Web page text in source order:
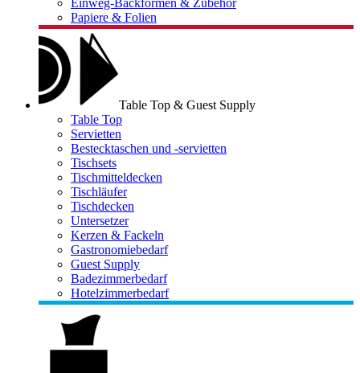
Einweg-Backformen & Zubehör
Papiere & Folien
Table Top & Guest Supply
Table Top
Servietten
Bestecktaschen und -servietten
Tischsets
Tischmitteldecken
Tischläufer
Tischdecken
Untersetzer
Kerzen & Fackeln
Gastronomiebedarf
Guest Supply
Badezimmerbedarf
Hotelzimmerbedarf